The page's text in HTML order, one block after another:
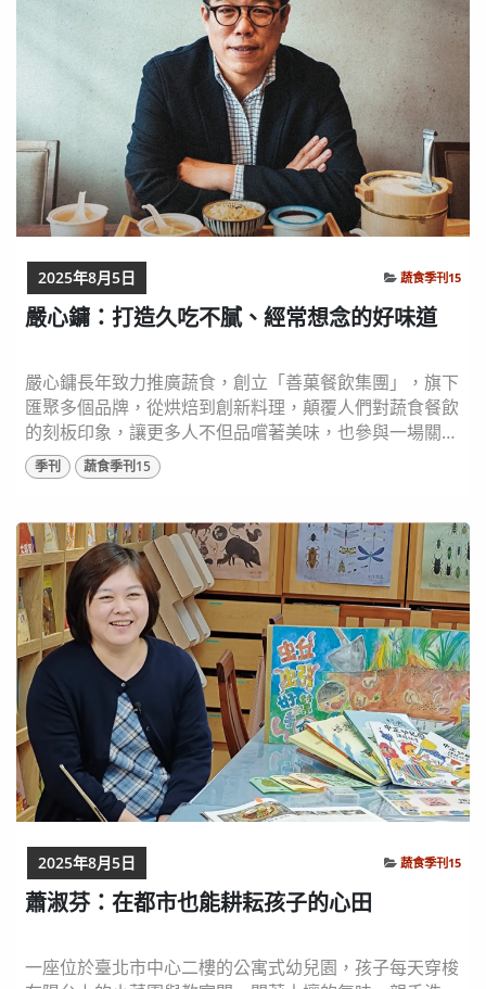
嚴心鏞：打造久吃不膩、經常想念的好味道
嚴心鏞長年致力推廣蔬食，創立「善菓餐飲集團」，旗下
匯聚多個品牌，從烘焙到創新料理，顛覆人們對蔬食餐飲
的刻板印象，讓更多人不但品嚐著美味，也參與一場關於
永續的植物性飲食實踐。 圖片來源：嚴心鏞、善菓餐飲
集團 提供 先創業再吃素：蔬食之路的意外開端 「我從小
包的韭菜餃子，那是他最深刻的味覺記憶。他從小在北投
長大，市場的香菇滷肉飯，成了一路走來的味道指南...
季刊 蔬食季刊15
2025年8月5日 蔬食季刊15
蕭淑芬：在都市也能耕耘孩子的心田
一座位於臺北市中心二樓的公寓式幼兒園，孩子每天穿梭
2025年8月5日 蔬食季刊15